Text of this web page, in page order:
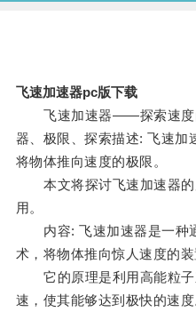
飞速加速器pc版下载
飞速加速器——探索速度
器、极限、探索描述: 飞速加
将物体推向速度的极限。
本文将探讨飞速加速器的
用。
内容: 飞速加速器是一种
术，将物体推向惊人速度的装
它的原理是利用高能粒子
速，使其能够达到极快的速度